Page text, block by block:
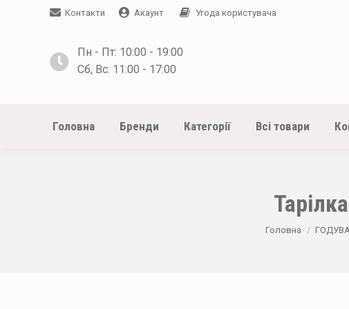
Контакти Акаунт Угода користувача
Пн - Пт: 10:00 - 19:00
Сб, Вс: 11:00 - 17:00
Головна Бренди Категорії Всі товари
You are here:
Головна